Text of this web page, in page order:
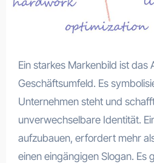
Ein starkes Markenbild ist das A und O im heutigen
Geschäftsumfeld. Es
Unternehmen steht und
unverwechselbare Identität.
aufzubauen, erfordert mehr
einen eingängigen Slogan. Es